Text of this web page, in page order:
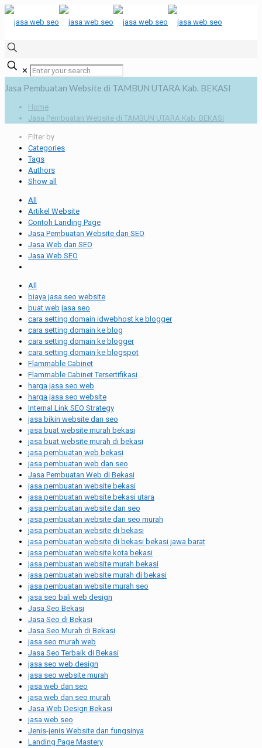
✕
Jasa Pembuatan Website di TAMBUN UTARA Kab. BEKASI
Home
Jasa Pembuatan Website di TAMBUN UTARA Kab. BEKASI
Filter by
Categories
Tags
Authors
Show all
All
Artikel Website
Contoh Landing Page
Jasa Pembuatan Website dan SEO
Jasa Web dan SEO
Jasa Web SEO
All
biaya jasa seo website
buat web jasa seo
cara setting domain idwebhost ke blogger
cara setting domain ke blog
cara setting domain ke blogger
cara setting domain ke blogspot
Flammable Cabinet
Flammable Cabinet Tersertifikasi
harga jasa seo web
harga jasa seo website
Internal Link SEO Strategy
jasa bikin website dan seo
jasa buat website murah bekasi
jasa buat website murah di bekasi
jasa pembuatan web bekasi
jasa pembuatan web dan seo
Jasa Pembuatan Web di Bekasi
jasa pembuatan website bekasi
jasa pembuatan website bekasi utara
jasa pembuatan website dan seo
jasa pembuatan website dan seo murah
jasa pembuatan website di bekasi
jasa pembuatan website di bekasi bekasi jawa barat
jasa pembuatan website kota bekasi
jasa pembuatan website murah bekasi
jasa pembuatan website murah di bekasi
jasa pembuatan website murah seo
jasa seo bali web design
Jasa Seo Bekasi
Jasa Seo di Bekasi
Jasa Seo Murah di Bekasi
jasa seo murah web
Jasa Seo Terbaik di Bekasi
jasa seo web design
jasa seo website murah
jasa web dan seo
jasa web dan seo murah
Jasa Web Design Bekasi
jasa web seo
Jenis-jenis Website dan fungsinya
Landing Page Mastery